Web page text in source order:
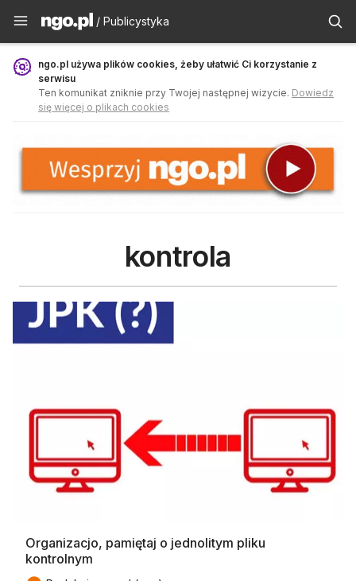
Publicystyka - ngo.pl
/ Publicystyka
ngo.pl używa plików cookies, żeby ułatwić Ci korzystanie z
serwisu
Ten komunikat zniknie przy Twojej następnej wizycie. Dowiedz
się więcej o plikach cookies
kontrola
Organizacjo, pamiętaj o jednolitym pliku
kontrolnym